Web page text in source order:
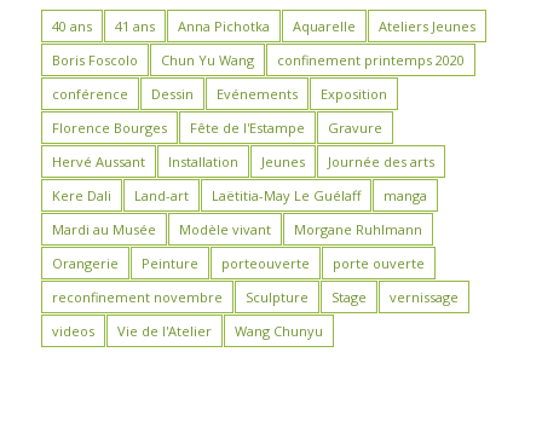
40 ans 41 ans Anna Pichotka Aquarelle
Ateliers Jeunes
Boris Foscolo
Chun Yu Wang
confinement printemps 2020
conférence
Dessin Evénements
Exposition
Florence Bourges
Fête de l'Estampe
Gravure
Hervé Aussant
Installation Jeunes
Journée des arts
Kere Dali
Land-art Laëtitia-May Le Guélaff
manga
Mardi au Musée
Modèle vivant
Morgane Ruhlmann
Orangerie
Peinture porteouverte
porte ouverte
reconfinement novembre
Sculpture Stage
vernissage
videos
Vie de l'Atelier Wang Chunyu